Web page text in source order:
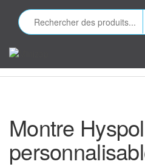
contenu
publicitaires
Montre